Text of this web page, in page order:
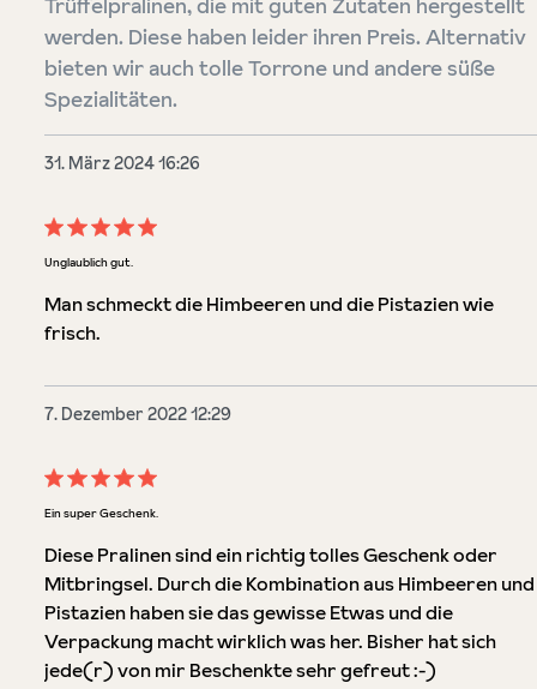
werden. Diese haben leider ihren Preis. Alternativ
bieten wir auch tolle Torrone und andere süße
Spezialitäten.
31. März 2024 16:26
Bewertung mit 5 von 5 Sternen
Unglaublich gut.
Man schmeckt die Himbeeren und die Pistazien wie
frisch.
7. Dezember 2022 12:29
Bewertung mit 5 von 5 Sternen
Ein super Geschenk.
Diese Pralinen sind ein richtig tolles Geschenk oder
Mitbringsel. Durch die Kombination aus Himbeeren und
Pistazien haben sie das gewisse Etwas und die
Verpackung macht wirklich was her. Bisher hat sich
jede(r) von mir Beschenkte sehr gefreut :-)